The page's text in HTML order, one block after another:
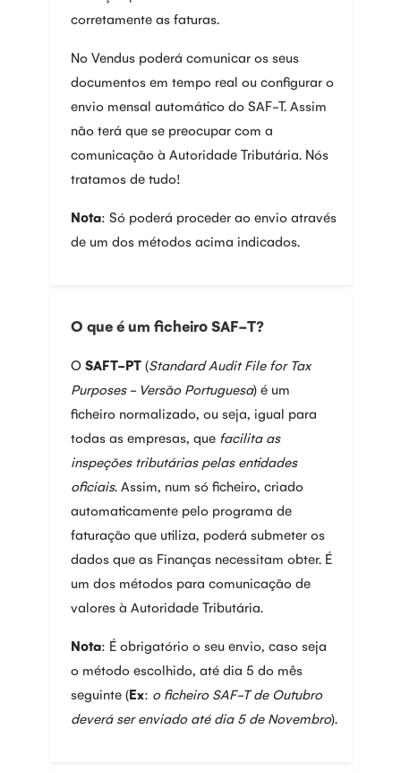
corretamente as faturas.
No Vendus poderá comunicar os seus
documentos em tempo real ou configurar o
envio mensal automático do SAF-T. Assim
não terá que se preocupar com a
comunicação à Autoridade Tributária. Nós
tratamos de tudo!
Nota: Só poderá proceder ao envio através
de um dos métodos acima indicados.
O que é um ficheiro SAF-T?
O SAFT-PT (Standard Audit File for Tax
Purposes - Versão Portuguesa) é um
ficheiro normalizado, ou seja, igual para
todas as empresas, que facilita as
inspeções tributárias pelas entidades
oficiais. Assim, num só ficheiro, criado
automaticamente pelo programa de
faturação que utiliza, poderá submeter os
dados que as Finanças necessitam obter. É
um dos métodos para comunicação de
valores à Autoridade Tributária.
Nota: É obrigatório o seu envio, caso seja
o método escolhido, até dia 5 do mês
seguinte (Ex: o ficheiro SAF-T de Outubro
deverá ser enviado até dia 5 de Novembro).